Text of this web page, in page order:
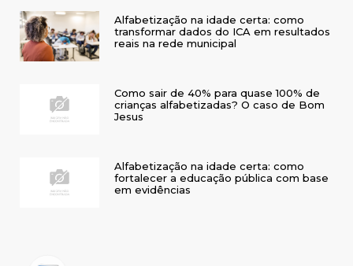
Alfabetização na idade certa: como
transformar dados do ICA em resultados
reais na rede municipal
Como sair de 40% para quase 100% de
crianças alfabetizadas? O caso de Bom
Jesus
Alfabetização na idade certa: como
fortalecer a educação pública com base
em evidências